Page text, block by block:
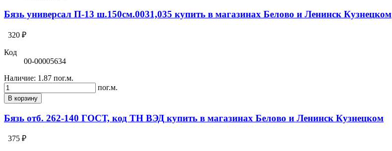
Бязь универсал П-13 ш.150см.0031,035 купить в магазинах Белово и Ленинск Кузнецком
320 ₽
Код
00-00005634
Наличие: 1.87 пог.м.
пог.м.
В корзину
Бязь отб. 262-140 ГОСТ, код ТН ВЭД купить в магазинах Белово и Ленинск Кузнецком
375 ₽